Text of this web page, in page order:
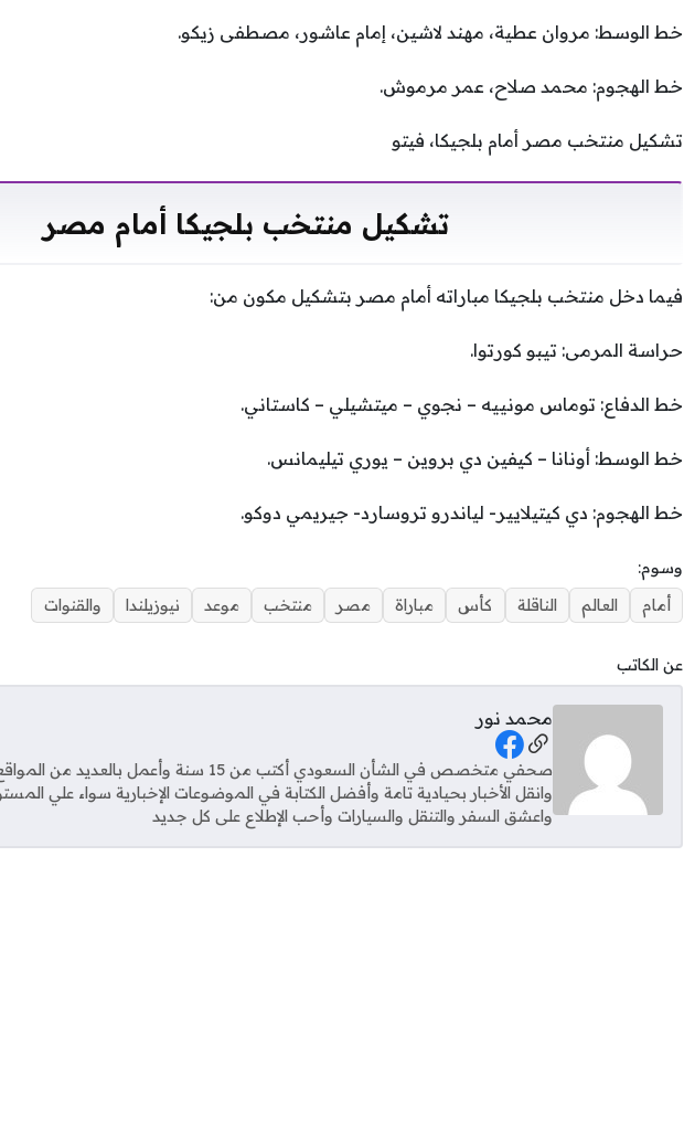
خط الوسط: مروان عطية، مهند لاشين، إمام عاشور، مصطفى زيكو.
خط الهجوم: محمد صلاح، عمر مرموش.
تشكيل منتخب مصر أمام بلجيكا، فيتو
تشكيل منتخب بلجيكا أمام مصر
فيما دخل منتخب بلجيكا مباراته أمام مصر بتشكيل مكون من:
حراسة المرمى: تيبو كورتوا.
خط الدفاع: توماس مونييه – نجوي – ميتشيلي – كاستاني.
خط الوسط: أونانا – كيفين دي بروين – يوري تيليمانس.
خط الهجوم: دي كيتيلايير- لياندرو تروسارد- جيريمي دوكو.
وسوم:
أمام
العالم الناقلة كأس مباراة مصر منتخب موعد نيوزيلندا والقنوات
عن الكاتب
محمد نور
Social Links
صحفي متخصص في الشأن السعودي أكتب من 15 سنة وأعمل
وانقل الأخبار بحيادية تامة وأفضل الكتابة في الموضوعات الإخبارية سواء علي
واعشق السفر والتنقل والسيارات وأحب الإطلاع على كل جديد